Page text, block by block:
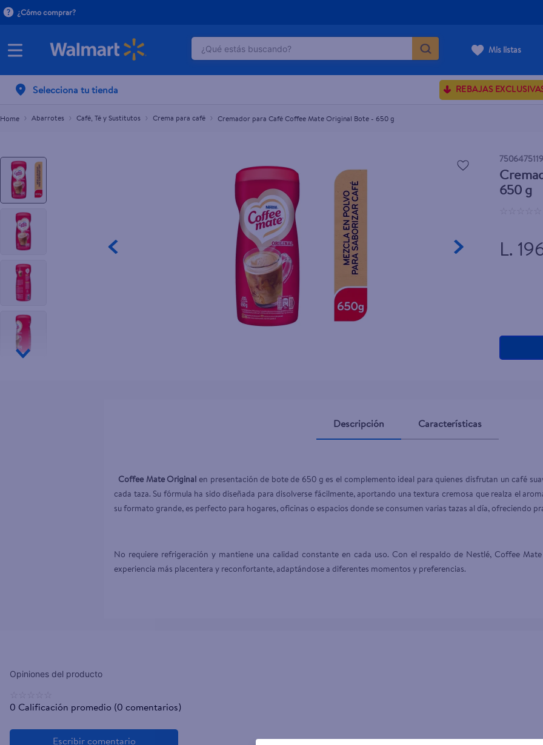
¿Cómo comprar?
¿Qué estás buscando?
Mis listas
Selecciona tu tienda REBAJAS
Abarrotes Café, Té y Sustitutos Crema para café Cremador para Café Coffee Mate Original Bote - 650 g
650 g
L.
Cremador para Café Coffee Mate Original Bote - 650 g
L.196.70
Descripción Características
Coffee Mate Original en presentación de bote de 650 g es el complemento ideal para quienes disfrutan un café
cada taza. Su fórmula ha sido diseñada para disolverse fácilmente, aportando una textura cremosa que realza el
su formato grande, es perfecto para hogares, oficinas o espacios donde se consumen varias tazas al día, ofreciendo
No requiere refrigeración y mantiene una calidad constante en cada uso. Con el respaldo de Nestlé, Coffee
0 Calificación promedio (0 comentarios)
TÉRMINOS MÁS BUSCADOS
2
herbal essences
serums corporales dove
gillette venus
dove
goodyear
pañales
aceite